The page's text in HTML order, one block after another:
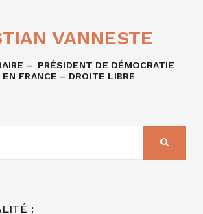
VANNESTE
– PRÉSIDENT DE DÉMOCRATIE
EN FRANCE – DROITE LIBRE
: